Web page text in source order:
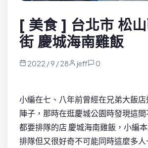
[ 美食 ] 台北市 松
街 慶城海南雞飯
2022 / 9 / 28 jeff 0
小編在七、八年前曾經在兄弟大飯
陣子，那時在逛慶城公園時發現這
都要排隊的店 慶城海南雞飯，小編
排隊但又很好奇不可能同時這麼多